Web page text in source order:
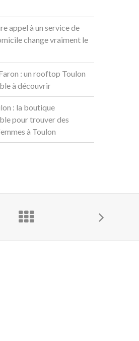
appel à un service de
change vraiment le
: un rooftop Toulon
à découvrir
: la boutique
pour trouver des
à Toulon